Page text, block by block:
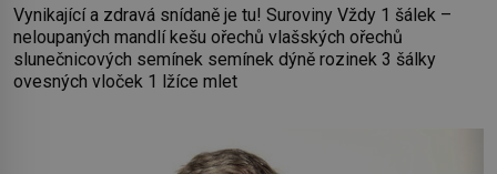
Vynikající a zdravá snídaně je tu! Suroviny Vždy 1 šálek –
neloupaných mandlí kešu ořechů vlašských ořechů
slunečnicových semínek semínek dýně rozinek 3 šálky
ovesných vloček 1 lžíce mlet